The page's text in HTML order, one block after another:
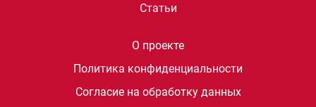
Статьи
О проекте
Политика конфиденциальности
Согласие на обработку данных